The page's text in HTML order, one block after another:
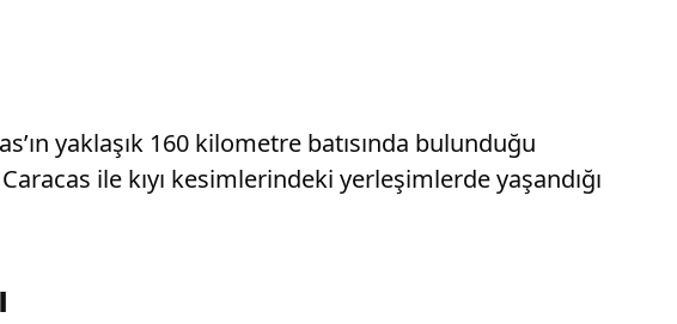
yaklaşık 160 kilometre batısında bulunduğu
ile kıyı kesimlerindeki yerleşimlerde yaşandığı